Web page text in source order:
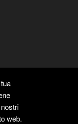
web.